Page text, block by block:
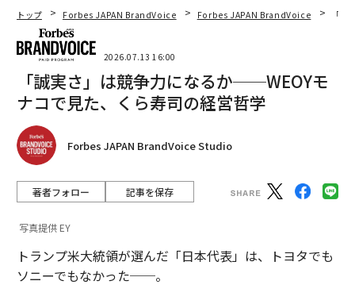
トップ Forbes JAPAN BrandVoice Forbes JAPAN BrandVoice 「
2026.07.13 16:00
「誠実さ」は競争力になるか──WEOYモ
ナコで見た、くら寿司の経営哲学
Forbes JAPAN BrandVoice Studio
著者フォロー 記事を保存
写真提供 EY
トランプ米大統領が選んだ「日本代表」は、トヨタでも
ソニーでもなかった──。